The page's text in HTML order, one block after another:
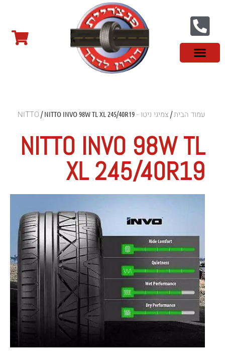
עמוד הבית/צמיגי ניטו - NITTO/ NITTO INVO 98W TL XL 245/40R19
NITTO INVO 98W TL
XL 245/40R19